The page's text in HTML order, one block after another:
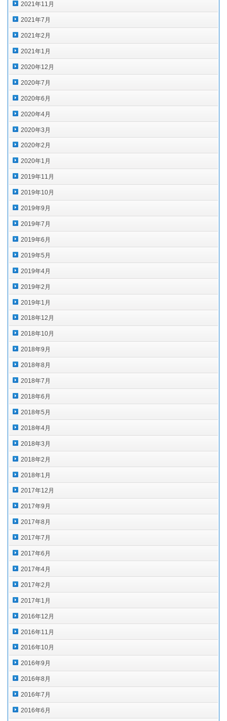
2021年11月
2021年7月
2021年2月
2021年1月
2020年12月
2020年7月
2020年6月
2020年4月
2020年3月
2020年2月
2020年1月
2019年11月
2019年10月
2019年9月
2019年7月
2019年6月
2019年5月
2019年4月
2019年2月
2019年1月
2018年12月
2018年10月
2018年9月
2018年8月
2018年7月
2018年6月
2018年5月
2018年4月
2018年3月
2018年2月
2018年1月
2017年12月
2017年9月
2017年8月
2017年7月
2017年6月
2017年4月
2017年2月
2017年1月
2016年12月
2016年11月
2016年10月
2016年9月
2016年8月
2016年7月
2016年6月